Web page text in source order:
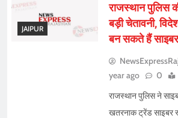
JAIPUR
राजस्थान पुलिस
बड़ी चेतावनी,
बन सकते हैं
year ago
0
राजस्थान पुलिस ने
खतरनाक ट्रेंड साइबर